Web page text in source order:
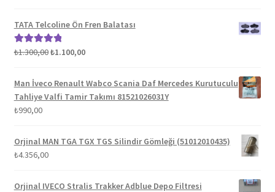
TATA Telcoline Ön Fren Balatası
5 üzerinden
₺1.300,00Orijinal
₺1.300,00.
₺1.100,00Şu
fiyat:
₺1.100,00.
Man İveco Renault Wabco Scania Daf Mercedes Kurutuculu
Tahliye Valfi Tamir Takımı 81521026031Y
₺990,00
Orjinal MAN TGA TGX TGS Silindir Gömleği (51012010435)
₺4.356,00
Orjinal IVECO Stralis Trakker Adblue Depo Filtresi